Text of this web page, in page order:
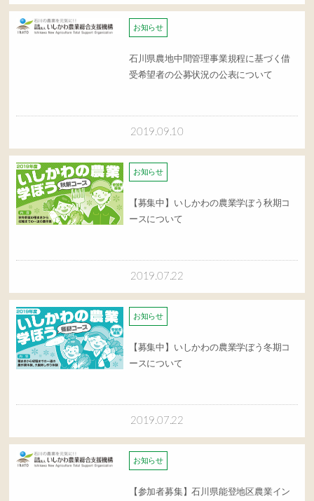
お知らせ
石川県農地中間管理事業規程に基づく借
受希望者の公募状況の公表について
2019.09.10
お知らせ
【募集中】いしかわの農業学ぼう秋期コ
ースについて
2019.07.22
お知らせ
【募集中】いしかわの農業学ぼう冬期コ
ースについて
2019.07.22
お知らせ
【参加者募集】石川県能登地区農業イン